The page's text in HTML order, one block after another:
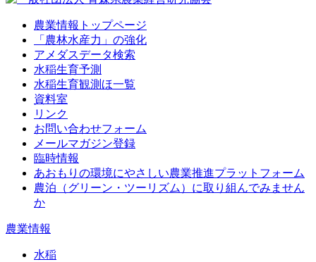
農業情報トップページ
「農林水産力」の強化
アメダスデータ検索
水稲生育予測
水稲生育観測ほ一覧
資料室
リンク
お問い合わせフォーム
メールマガジン登録
臨時情報
あおもりの環境にやさしい農業推進プラットフォーム
農泊（グリーン・ツーリズム）に取り組んでみません
か
農業情報
水稲